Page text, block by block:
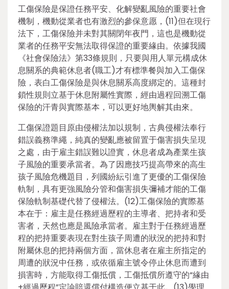
工傷保險是保證任務平安、化解變亂風險的重要社會
機制，機動從業者也有激烈的參保意愿，(11)但在現行
法下，工傷保險并未對其關閉年夜門，這也是機動從
業者的任務平安無法取得保證的重要緣由。依據我國
《社會保險法》第33條規則，只要與用人單元構成休
息關系的典範休息者(職工)才有標準餐與加入工傷保
險，表白工傷保險是與休息關系高度綁定的。這種封
鎖性規則立基于休息附屬性實際，經由過程回溯工傷
保險的汗青與實際基本，可以更好地輿解其由來。
工傷保證題目原由侵權法加以規制，古典侵權法奉行
錯誤義務準繩，純真的變亂應被留置于傷害損失呈現
之處，由于雇主錯誤難以證實，休息者成為產業生孩
子風險的重要承當者。為了因應技巧提高帶來的高生
孩子風險危機題目，列國紛紜引進了更優的工傷保險
軌制，具有更強風險分管和傷害損失彌補才能的工傷
保險軌制基礎代替了侵權法。(12)工傷保險的實際基
本在于：雇主是任務經過歷程的主導者、把持者和受
害者，天然也應是風險承當者。雇主對于任務經過歷
程的把持重要表現在對生孩子周遭的狀況的把持和對
附屬休息的把持兩個方面，當休息者在雇主所指定的
周遭的狀況中任務，或依循雇主號令停止休息而遭到
損害時，方能取得工傷抵償，工傷抵償所遵守的“緣由